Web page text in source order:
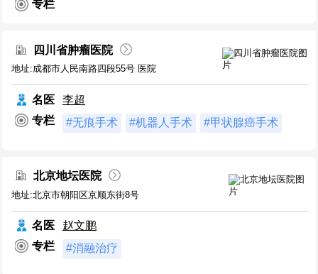
专栏
四川省肿瘤医院
地址:成都市人民南路四段55号 医院
名医
李超
专栏
#无痕手术 #机器人手术 #甲状腺癌手术
北京地坛医院
地址:北京市朝阳区京顺东街8号
名医
赵文鹏
专栏
#消融治疗